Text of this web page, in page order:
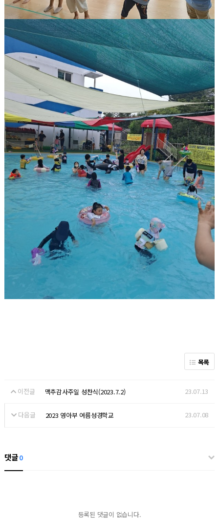
목록
이전글 맥추감사주일 성찬식(2023.7.2) 23.07.13
다음글 2023 영아부 여름성경학교 23.07.08
댓글0
등록된 댓글이 없습니다.